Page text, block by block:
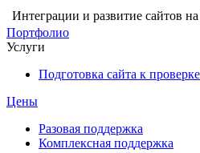
Интеграции и развитие сайтов
Портфолио
Услуги
Подготовка сайта к
Цены
Разовая поддержка
Комплексная поддержка